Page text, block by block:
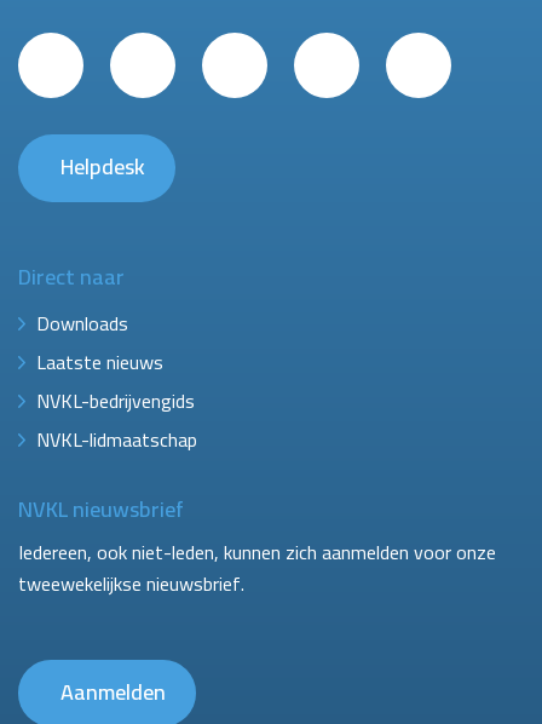
Helpdesk
Direct naar
Downloads
Laatste nieuws
NVKL-bedrijvengids
NVKL-lidmaatschap
NVKL nieuwsbrief
Iedereen, ook niet-leden, kunnen zich aanmelden voor onze
tweewekelijkse nieuwsbrief.
Aanmelden